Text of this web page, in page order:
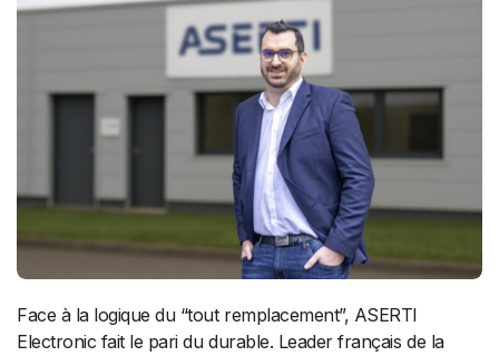
Face à la logique du “tout remplacement”, ASERTI
Electronic fait le pari du durable. Leader français de la